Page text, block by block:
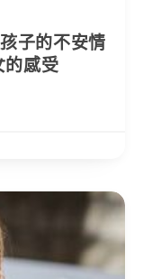
子的不安情
的感受